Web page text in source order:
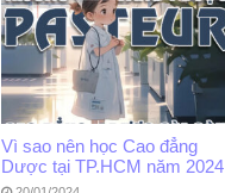
Vì sao nên học Cao đẳng
Dược tại TP.HCM năm 2024